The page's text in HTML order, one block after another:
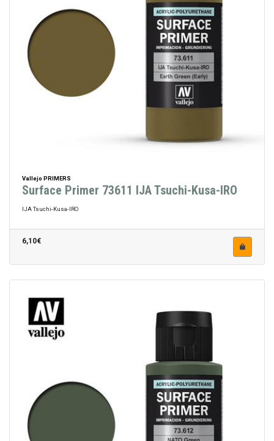
Vallejo PRIMERS
Surface Primer 73611 IJA Tsuchi-Kusa-IRO
IJA Tsuchi-Kusa-IRO
6,10€